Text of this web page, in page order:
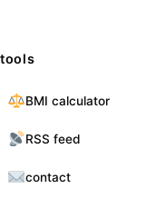
tools
BMI calculator
RSS feed
contact